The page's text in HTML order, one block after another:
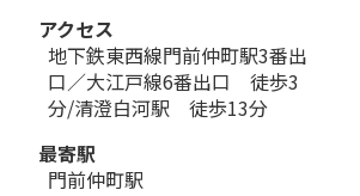
アクセス
地下鉄東西線門前仲町駅3番出
口／大江戸線6番出口 徒歩3
分/清澄白河駅 徒歩13分
最寄駅
門前仲町駅